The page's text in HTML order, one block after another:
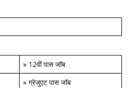
» 12वीं पास जॉब
» ग्रेजुएट पास जॉब